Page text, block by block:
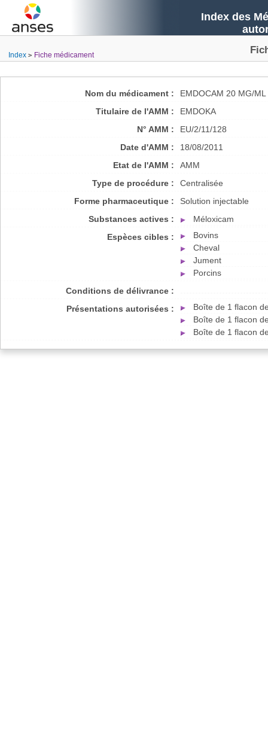
Index des
Index Fiche médicament
Nom du médicament :
EMDOCAM 20 MG/
Titulaire de l'AMM :
EMDOKA
N° AMM :
EU/2/11/128
Date d'AMM :
18/08/2011
Etat de l'AMM :
AMM
Type de procédure :
Centralisée
Forme pharmaceutique :
Solution injectable
Substances actives :
Méloxicam
Espèces cibles :
Bovins
Cheval
Jument
Porcins
Conditions de délivrance :
Présentations autorisées :
Boîte de 1 flacon
Boîte de 1 flacon
Boîte de 1 flacon